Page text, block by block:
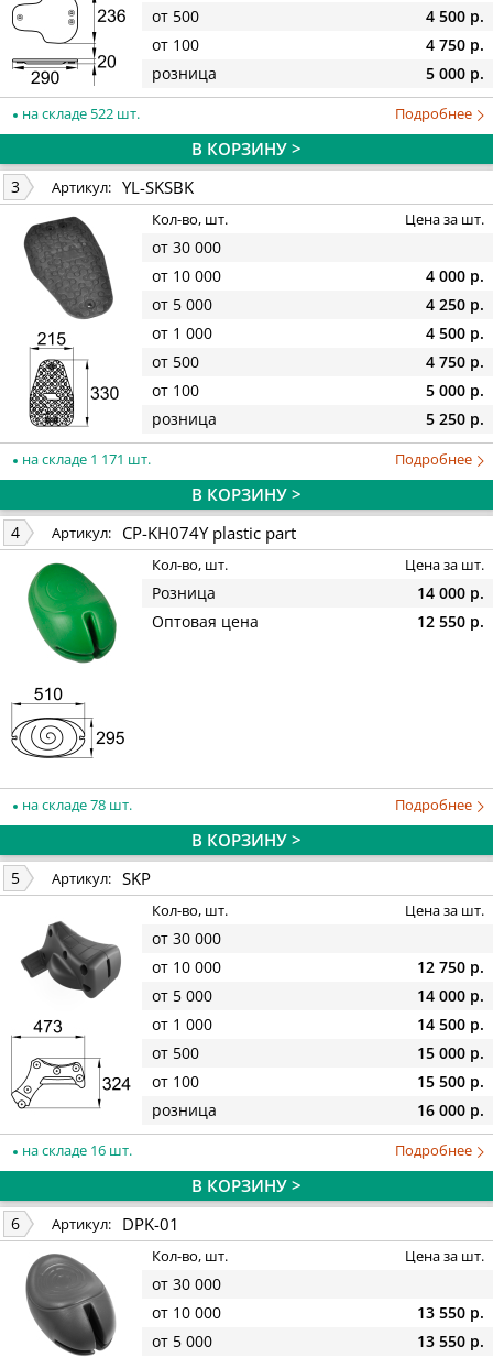
от 500
4 500 р.
от 100
4 750 р.
розница
5 000 р.
на складе 522 шт. Подробнее
В КОРЗИНУ >
3 Артикул: YL-SKSBK
Кол-во, шт. Цена за шт.
от 30 000
от 10 000
4 000 р.
от 5 000
4 250 р.
от 1 000
4 500 р.
от 500
4 750 р.
от 100
5 000 р.
розница
5 250 р.
на складе 1 171 шт. Подробнее
В КОРЗИНУ >
4 Артикул: CP-KH074Y plastic part
Кол-во, шт. Цена за шт.
Розница
14 000 р.
Оптовая цена
12 550 р.
на складе 78 шт. Подробнее
В КОРЗИНУ >
5 Артикул: SKP
Кол-во, шт. Цена за шт.
от 30 000
от 10 000
12 750 р.
от 5 000
14 000 р.
от 1 000
14 500 р.
от 500
15 000 р.
от 100
15 500 р.
розница
16 000 р.
на складе 16 шт. Подробнее
В КОРЗИНУ >
6 Артикул: DPK-01
Кол-во, шт. Цена за шт.
от 30 000
от 10 000
13 550 р.
от 5 000
13 550 р.